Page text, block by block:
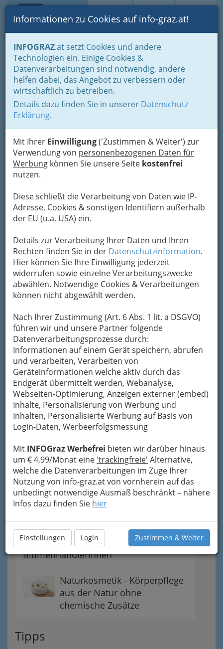
Suche Login Toggle
Informationen zu Cookies auf info-graz.at!
INFOGRAZ.at setzt Cookies und andere
Technologien ein. Einige Cookies &
Datenverarbeitungen sind notwendig, andere
helfen dabei, das Angebot zu verbessern oder
wirtschaftlich zu betreiben.
Details dazu finden Sie in unserer Datenschutz
Erklärung.
Mit Ihrer Einwilligung('Zustimmen & Weiter') zur
Verwendung von personenbezogenen Daten für
Werbung können Sie unsere Seite kostenfrei
nutzen.
Diese schließt die Verarbeitung von Daten wie IP-
Adresse, Cookies & sonstigen Identifiern außerhalb
der EU (u.a. USA) ein.
Details zur Verarbeitung Ihrer Daten und Ihren
Rechten finden Sie in der Datenschutzinformation.
Hier können Sie Ihre Einwilligung jederzeit
widerrufen sowie einzelne Verarbeitungszwecke
abwählen. Notwendige Cookies & Verarbeitungen
können nicht abgewählt werden.
Nach Ihrer Zustimmung (Art. 6 Abs. 1 lit. a DSGVO)
führen wir und unsere Partner folgende
Datenverarbeitungsprozesse durch:
Informationen auf einem Gerät speichern, abrufen
und verarbeiten, Verarbeiten von
Geräteinformationen welche aktiv durch das
Endgerät übermittelt werden, Webanalyse,
Webseiten-Optimierung, Anzeigen externer (embed)
Inhalte, Personalisierung von Werbung und
Inhalten, Personalisierte Werbung auf Basis von
Login-Daten, Werbeerfolgsmessung
Mit INFOGraz Werbefrei bieten wir darüber hinaus
um € 4,99/Monat eine 'trackingfreie' Alternative,
welche die Datenverarbeitungen im Zuge Ihrer
Nutzung von info-graz.at von vornherein auf das
unbedingt notwendige Ausmaß beschränkt – nähere
Infos dazu finden Sie hier
Einstellungen Login Zustimmen & Weiter
Home Branchen
Einkaufen & Schenken - der Handel
Handel in Graz
Dinge des täglichen Lebens
Naturprodukte Graz und Umgebung
Blumenbinder & Floristen Graz und Umgebung
Mag. Michaela Petra
Deutsch
Paulustorgasse 1, 8010 Graz
+43 316 909 136
Karte
Karte anzeigen
Biologische Produkte Graz und
Umgebung
Blumenbinder & Floristen Graz und
Blumenhändler und
Blumenhändlerinnen
Naturkosmetik - Körperpflege
aus der Natur ohne
chemische Zusätze
Tipps